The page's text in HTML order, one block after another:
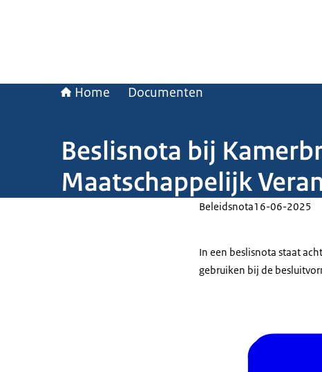
Home Documenten
Beslisnota bij
Maatschappelijk
Beleidsnota16-06-2025
In een beslisnota staat
gebruiken bij de